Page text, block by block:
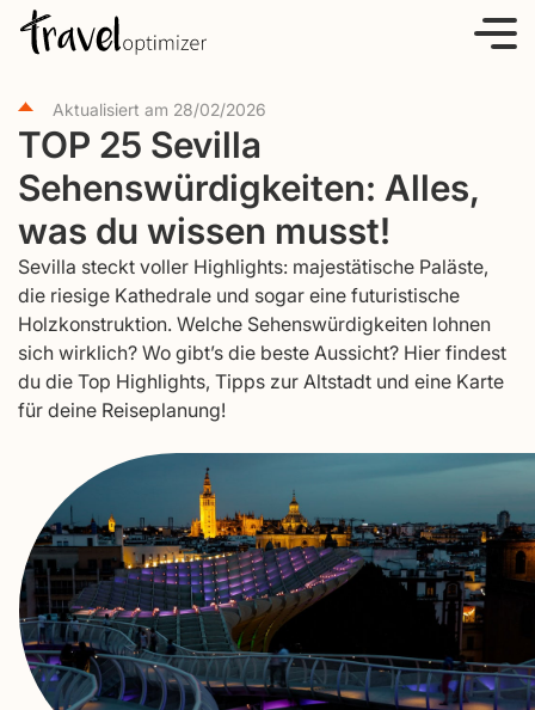
Aktualisiert am 28/02/2026
TOP 25 Sevilla
Sehenswürdigkeiten: Alles,
was du wissen musst!
Sevilla steckt voller Highlights: majestätische Paläste,
die riesige Kathedrale und sogar eine futuristische
Holzkonstruktion. Welche Sehenswürdigkeiten lohnen
sich wirklich? Wo gibt’s die beste Aussicht? Hier findest
du die Top Highlights, Tipps zur Altstadt und eine Karte
für deine Reiseplanung!